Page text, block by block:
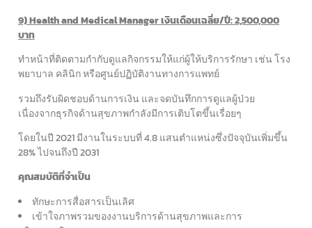
9) Health and Medical Manager เงินเดือนเฉลี่ย/ปี: 2,500,000
บาท
ทำหน้าที่ติดตามกำกับดูแลกิจกรรมให้แก่ผู้ให้บริการรักษา เช่น โรง
พยาบาล คลินิก หรือศูนย์ปฏิบัติงานทางการแพทย์
รวมถึงรับผิดชอบด้านการเงิน และจดบันทึกการดูแลผู้ป่วย
เนื่องจากธุรกิจด้านสุขภาพกำลังมีการเติบโตขึ้นเรื่อยๆ
โดยในปี 2021 มีงานในระบบที่ 4.8 แสนตำแหน่งซึ่งปัจจุบันเพิ่มขึ้น
28% ไปจนถึงปี 2031
คุณสมบัติที่จำเป็น
ทักษะการสื่อสารเป็นเลิศ
เข้าใจภาพรวมของงานบริการด้านสุขภาพและการ